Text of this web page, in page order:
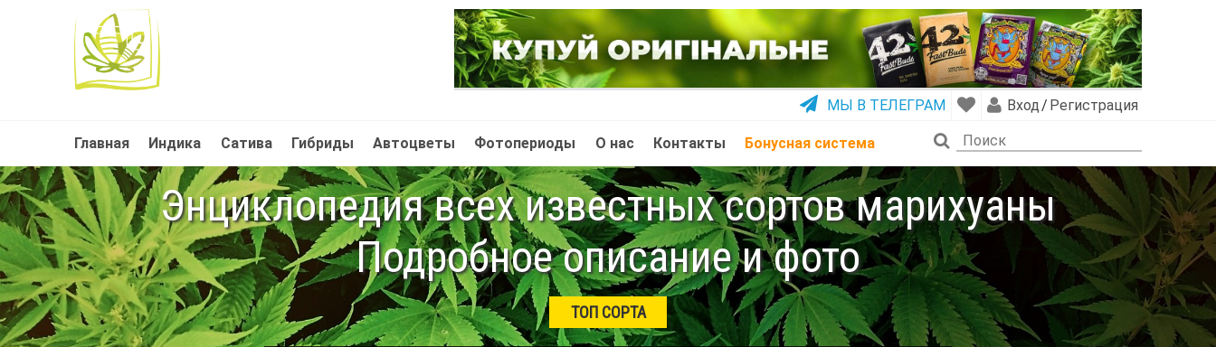
МЫ В ТЕЛЕГРАМ Вход/ Регистрация
Главная Индика Сатива Гибриды Автоцветы Фотопериоды О нас Контакты Бонусная система
Энциклопедия всех известных сортов марихуаны
Подробное описание и фото
ТОП СОРТА